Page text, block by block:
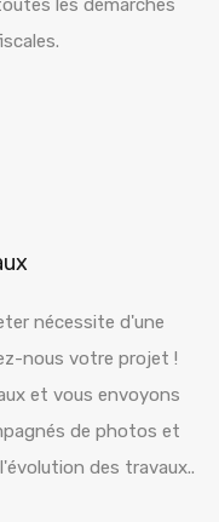
les démarches
nécessite d'une
nous votre projet !
et vous envoyons
de photos et
des travaux..